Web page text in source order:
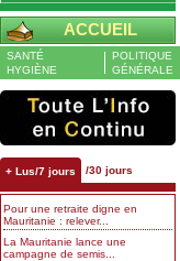
ACCUEIL
SANTÉ
HYGIÈNE
POLITIQUE
GÉNÉRALE
+ Lus/7 jours /30 jours
Pour une retraite digne en
Mauritanie : relever...
La Mauritanie lance une
campagne de semis...